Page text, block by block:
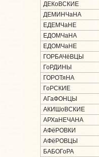
ДЕКоВСКИЕ
ДЕМИНЧаНА
ЕДЕМЧаНЕ
ЕДОМЧаНА
ЕДОМЧаНЕ
ГОРБАЧёВЦЫ
ГоРДИНЫ
ГОРОТяНА
ГоРСКИЕ
АГаФОНЦЫ
АКИШоВСКИЕ
АРХаНЕЧАНА
АФёРОВКИ
АФёРОВЦЫ
БАБОГоРА